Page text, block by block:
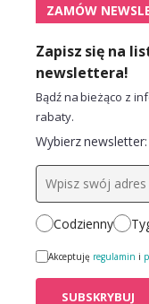
ZAMÓW
Zapisz się na
newslettera!
Bądź na bieżąco z
rabaty.
Wybierz newsletter:
Codzienny
Akceptuję regulamin i